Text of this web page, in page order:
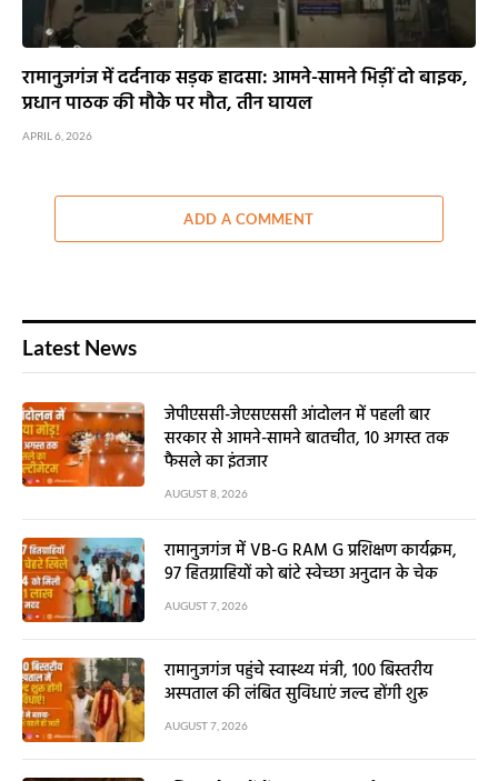
रामानुजगंज में दर्दनाक सड़क हादसा: आमने-सामने भिड़ीं दो बाइक,
प्रधान पाठक की मौके पर मौत, तीन घायल
APRIL 6, 2026
ADD A COMMENT
Latest News
जेपीएससी-जेएसएससी आंदोलन में पहली बार
सरकार से आमने-सामने बातचीत, 10 अगस्त तक
फैसले का इंतजार
AUGUST 8, 2026
रामानुजगंज में VB-G RAM G प्रशिक्षण कार्यक्रम,
97 हितग्राहियों को बांटे स्वेच्छा अनुदान के चेक
AUGUST 7, 2026
रामानुजगंज पहुंचे स्वास्थ्य मंत्री, 100 बिस्तरीय
अस्पताल की लंबित सुविधाएं जल्द होंगी शुरू
AUGUST 7, 2026